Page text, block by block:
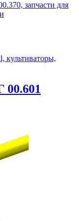
запчасти для
культиваторы,
00.601